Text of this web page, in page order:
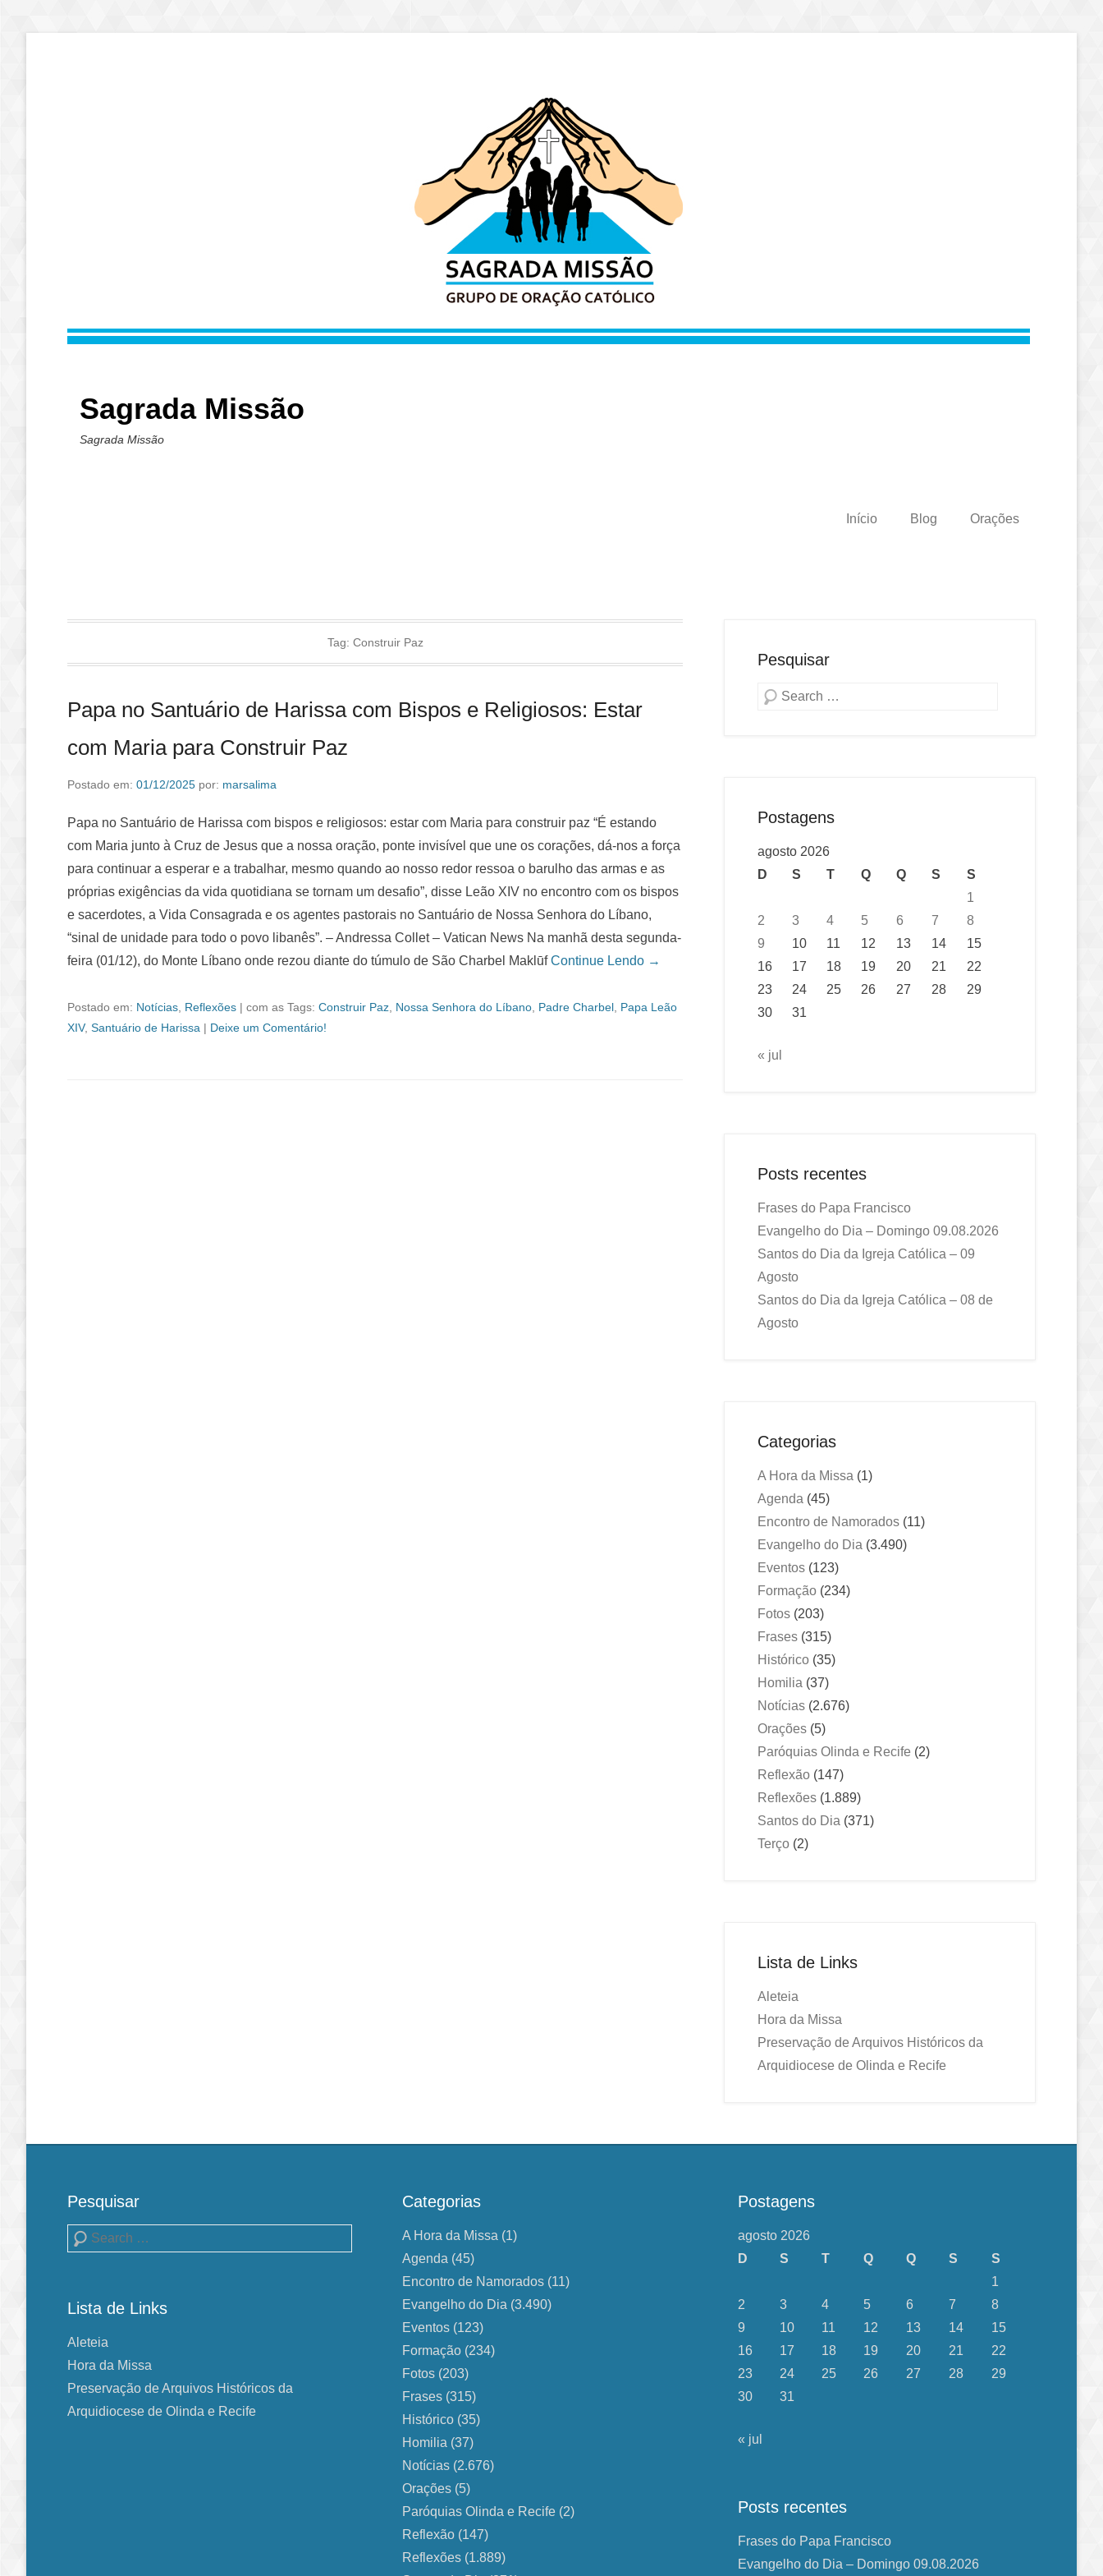
Sagrada Missão
Sagrada Missão
Início Blog Orações
Tag: Construir Paz
Papa no Santuário de Harissa com Bispos e Religiosos: Estar
com Maria para Construir Paz
Postado em: 01/12/2025 por: marsalima
Papa no Santuário de Harissa com bispos e religiosos: estar com Maria para construir paz “É estando
com Maria junto à Cruz de Jesus que a nossa oração, ponte invisível que une os corações, dá-nos a força
para continuar a esperar e a trabalhar, mesmo quando ao nosso redor ressoa o barulho das armas e as
próprias exigências da vida quotidiana se tornam um desafio”, disse Leão XIV no encontro com os bispos
e sacerdotes, a Vida Consagrada e os agentes pastorais no Santuário de Nossa Senhora do Líbano,
“sinal de unidade para todo o povo libanês”. – Andressa Collet – Vatican News Na manhã desta segunda-
feira (01/12), do Monte Líbano onde rezou diante do túmulo de São Charbel MaklūfContinue Lendo →
Postado em: Notícias Reflexões | com as Tags: Construir Paz Nossa Senhora do Líbano Padre Charbel Papa Leão
XIV, Santuário de Harissa | Deixe um Comentário!
Pesquisar
Pesquisa
Postagens
agosto 2026
D
S T Q Q S
S
1
2
3 4 5 6 7
8
9
10 11 12 13 14
15
16
17 18 19 20 21
22
23
24 25 26 27 28
29
30
31
« jul
Posts recentes
Frases do Papa Francisco
Evangelho do Dia – Domingo 09.08.2026
Santos do Dia da Igreja Católica – 09
Agosto
Santos do Dia da Igreja Católica – 08 de
Agosto
Categorias
A Hora da Missa (1)
Agenda (45)
Encontro de Namorados (11)
Evangelho do Dia (3.490)
Eventos (123)
Formação (234)
Fotos (203)
Frases (315)
Histórico (35)
Homilia (37)
Notícias (2.676)
Orações (5)
Paróquias Olinda e Recife (2)
Reflexão (147)
Reflexões (1.889)
Santos do Dia (371)
Terço (2)
Lista de Links
Aleteia
Hora da Missa
Preservação de Arquivos Históricos da
Arquidiocese de Olinda e Recife
Pesquisar
Pesquisa
Lista de Links
Aleteia
Hora da Missa
Preservação de Arquivos Históricos da
Arquidiocese de Olinda e Recife
Categorias
A Hora da Missa (1)
Agenda (45)
Encontro de Namorados (11)
Evangelho do Dia (3.490)
Eventos (123)
Formação (234)
Fotos (203)
Frases (315)
Histórico (35)
Homilia (37)
Notícias (2.676)
Orações (5)
Paróquias Olinda e Recife (2)
Reflexão (147)
Reflexões (1.889)
Postagens
agosto 2026
D
S T Q Q S
S
1
2
3 4 5 6 7
8
9
10 11 12 13 14
15
16
17 18 19 20 21
22
23
24 25 26 27 28
29
30
31
« jul
Posts recentes
Frases do Papa Francisco
Evangelho do Dia – Domingo 09.08.2026